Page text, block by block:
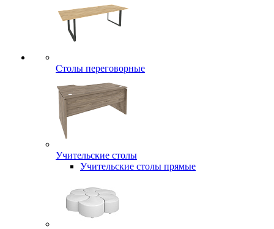
Столы переговорные
Учительские столы
Учительские столы прямые